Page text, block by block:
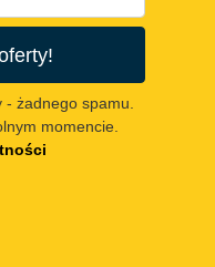
- żadnego spamu.
momencie.